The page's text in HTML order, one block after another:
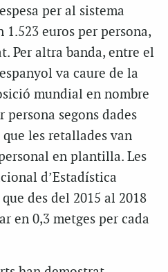
per al sistema
1.523 euros per persona,
Per altra banda, entre el
va caure de la
mundial en nombre
segons dades
que les retallades van
en plantilla. Les
d’Estadística
des del 2015 al 2018
en 0,3 metges per cada